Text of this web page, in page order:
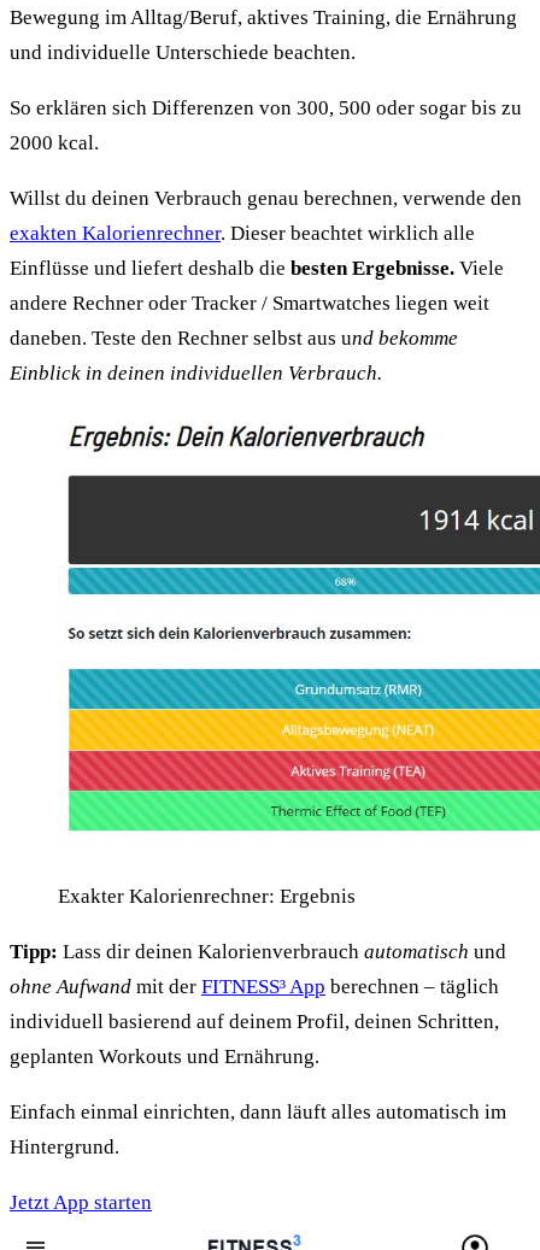
Bewegung im Alltag/Beruf, aktives Training, die Ernährung
und individuelle Unterschiede beachten.
So erklären sich Differenzen von 300, 500 oder sogar bis zu
2000 kcal.
Willst du deinen Verbrauch genau berechnen, verwende den
exakten Kalorienrechner. Dieser beachtet wirklich alle
Einflüsse und liefert deshalb die besten Ergebnisse. Viele
andere Rechner oder Tracker / Smartwatches liegen weit
daneben. Teste den Rechner selbst aus und bekomme
Einblick in deinen individuellen Verbrauch.
Exakter Kalorienrechner: Ergebnis
Tipp: Lass dir deinen Kalorienverbrauch automatisch und
ohne Aufwand mit der FITNESS³ App berechnen – täglich
individuell basierend auf deinem Profil, deinen Schritten,
geplanten Workouts und Ernährung.
Einfach einmal einrichten, dann läuft alles automatisch im
Hintergrund.
Jetzt App starten